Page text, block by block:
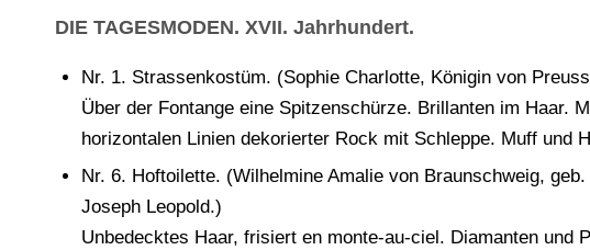
DIE TAGESMODEN. XVII. Jahrhundert.
Nr. 1. Strassenkostüm. (Sophie Charlotte, Königin von
Über der Fontange eine Spitzenschürze. Brillanten im Haar.
horizontalen Linien dekorierter Rock mit Schleppe. Muff und
Nr. 6. Hoftoilette. (Wilhelmine Amalie von Braunschweig,
Joseph Leopold.)
Unbedecktes Haar, frisiert en monte-au-ciel. Diamanten und